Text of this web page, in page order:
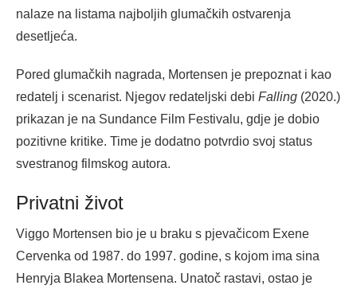
nalaze na listama najboljih glumačkih ostvarenja
desetljeća.
Pored glumačkih nagrada, Mortensen je prepoznat i kao
redatelj i scenarist. Njegov redateljski debi Falling (2020.)
prikazan je na Sundance Film Festivalu, gdje je dobio
pozitivne kritike. Time je dodatno potvrdio svoj status
svestranog filmskog autora.
Privatni život
Viggo Mortensen bio je u braku s pjevačicom Exene
Cervenka od 1987. do 1997. godine, s kojom ima sina
Henryja Blakea Mortensena. Unatoč rastavi, ostao je